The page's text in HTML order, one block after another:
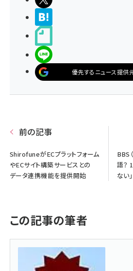
優先するニュース提供
前の記事
ShirofuneがECプラットフォーム
やECサイト構築サービスとの
データ連携機能を提供開始
BBS
語？
ない
この記事の筆者